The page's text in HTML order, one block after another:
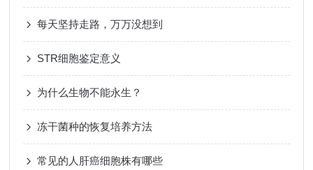
每天坚持走路，万万没想到
STR细胞鉴定意义
为什么生物不能永生？
冻干菌种的恢复培养方法
常见的人肝癌细胞株有哪些